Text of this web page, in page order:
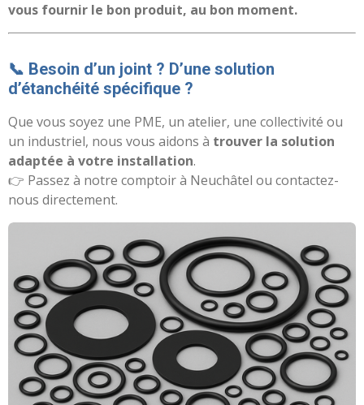
vous fournir le bon produit, au bon moment.
📞 Besoin d’un joint ? D’une solution
d’étanchéité spécifique ?
Que vous soyez une PME, un atelier, une collectivité ou
un industriel, nous vous aidons à trouver la solution
adaptée à votre installation.
👉 Passez à notre comptoir à Neuchâtel ou contactez-
nous directement.